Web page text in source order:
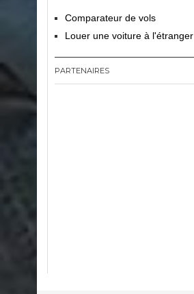
Comparateur de vols
Louer une voiture à l'étranger
PARTENAIRES